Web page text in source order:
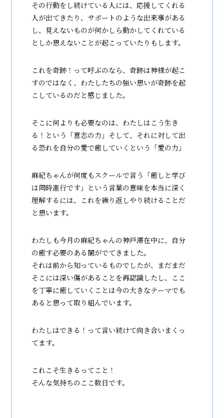
その行動をし続けている人には、応援してくれる
人が出てきたり、サポートのような出来事がある
し、見えないものが何かしら動かしてくれている
としか思えないことが起こっていたりもします。
これを奇跡！って呼ぶのなら、奇跡は神様が起こ
すのではなく、わたしたちの強い思いが奇跡を起
こしているのだと感じました。
そこに何よりも必要なのは、わたしはこう生き
る！という「意志の力」そして、それに対して出
る恐れを自分の愛で癒していくという「愛の力」
麻紀ちゃんが何度もスクールで言う「癒しと学び
は同時進行です」という言葉の意味を本当に深く
理解するには、これを繰り返しやり続けることだ
と思います。
わたしも今月の麻紀ちゃんの神戸滞在中に、自分
の癒す必要のある闇がでてきました。
それは前から知っているものでしたが、まだまだ
そこには深い傷があることを再認識したし、ここ
を丁寧に癒していくことは今の大きなテーマでも
あると思って取り組んでいます。
わたしはできる！って言い続けて向き合いまくっ
てます。
これこそ生きるってこと！
そんな気持ちのここ数日です。